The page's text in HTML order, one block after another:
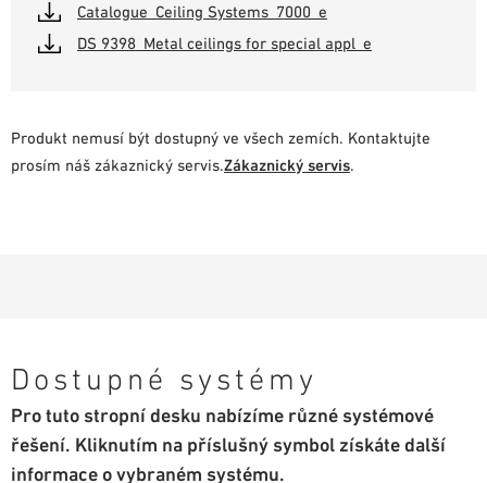
Catalogue_Ceiling Systems_7000_e
DS 9398_Metal ceilings for special appl_e
Produkt nemusí být dostupný ve všech zemích. Kontaktujte
prosím náš zákaznický servis.Zákaznický servis.
Dostupné systémy
Pro tuto stropní desku nabízíme různé systémové
řešení. Kliknutím na příslušný symbol získáte další
informace o vybraném systému.